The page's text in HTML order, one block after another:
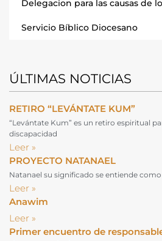
Delegacion para las causas de
Servicio Bíblico Diocesano
ÚLTIMAS NOTICIAS
RETIRO “LEVÁNTATE KUM”
“Levántate Kum” es un retiro espiritual
discapacidad
Leer »
PROYECTO NATANAEL
Natanael su significado se entiende
Leer »
Anawim
Leer »
Primer encuentro de